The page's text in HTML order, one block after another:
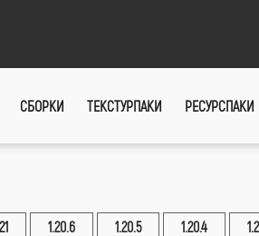
СБОРКИ ТЕКСТУРПАКИ РЕСУРСПАКИ
1.20.6 1.20.5 1.20.4